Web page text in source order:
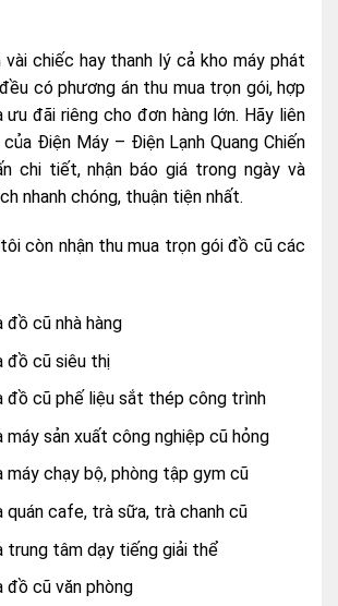
vài chiếc hay thanh lý cả kho máy phát
có phương án thu mua trọn gói, hợp
đãi riêng cho đơn hàng lớn. Hãy liên
Điện Máy – Điện Lạnh Quang Chiến
chi tiết, nhận báo giá trong ngày và
nhanh chóng, thuận tiện nhất.
còn nhận thu mua trọn gói đồ cũ các
đồ cũ nhà hàng
đồ cũ siêu thị
đồ cũ phế liệu sắt thép công trình
máy sản xuất công nghiệp cũ hỏng
máy chạy bộ, phòng tập gym cũ
quán cafe, trà sữa, trà chanh cũ
trung tâm dạy tiếng giải thể
đồ cũ văn phòng